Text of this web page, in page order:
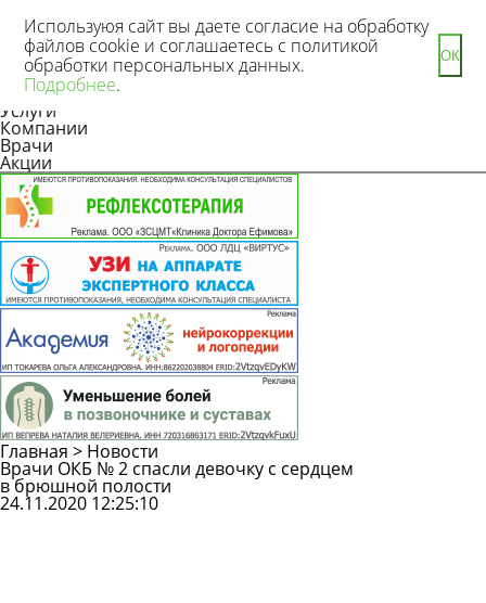
Новости
Статьи
Услуги
Компании
Врачи
Акции
Главная > Новости
Врачи ОКБ № 2 спасли девочку с сердцем
в брюшной полости
24.11.2020 12:25:10
Используюя сайт вы даете согласие на обработку
файлов cookie и соглашаетесь с политикой
обработки персональных данных.
Подробнее.
ОК